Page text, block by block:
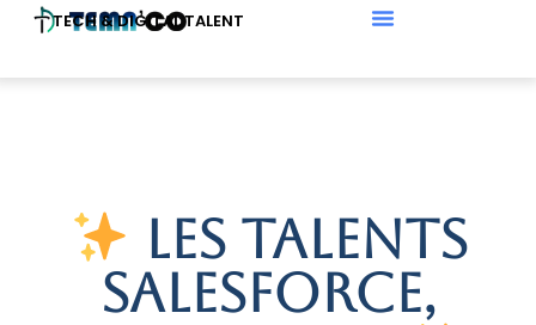
TECH & DIGITAL TALENT
Les talents
Salesforce,